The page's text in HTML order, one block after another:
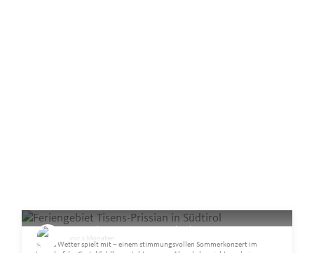
vor 2 Monaten
🌞 Das Wetter spielt mit – einem stimmungsvollen Sommerkonzert im